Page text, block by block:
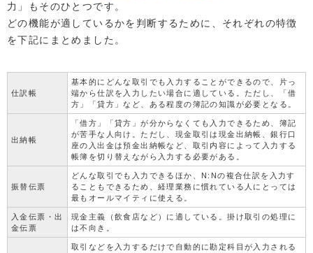
力」もそのひとつです。
どの機能が適しているかを判断するために、それぞれの特徴
を下記にまとめました。
仕訳帳
基本的にどんな取引でも入力することができるので、片っ
端から仕訳を入力したい場合に適している。ただし、「借
方」「貸方」など、ある程度の簿記の知識が必要となる。
出納帳
「借方」「貸方」が分からなくても入力できるため、簿記
が苦手な人向け。ただし、現金取引は現金出納帳、銀行口
座の入出金は預金出納帳など、取引内容によって入力する
帳簿を切り替えながら入力する必要がある。
振替伝票
どんな取引でも入力できるほか、N:Nの複合仕訳を入力す
ることもできるため、経理業務に慣れている人にとっては
最もオールマイティに使える。
入金伝票・出
金伝票
現金主義（飲食店など）に適している。掛け取引の処理に
は不向き。
取引などを入力するだけで自動的に勘定科目が入力される